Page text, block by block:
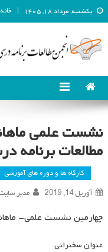
یکشنبه, مرداد ۱۸, ۱۴۰۵ خانه
انجمن
نشست علمی
مطالعات برنامه
کارگاه ها و دوره های آموزشی
آوریل 14, 2019 مدیر سایت
چهارمین نشست علمی- ماهانه
عنوان سخنرانی